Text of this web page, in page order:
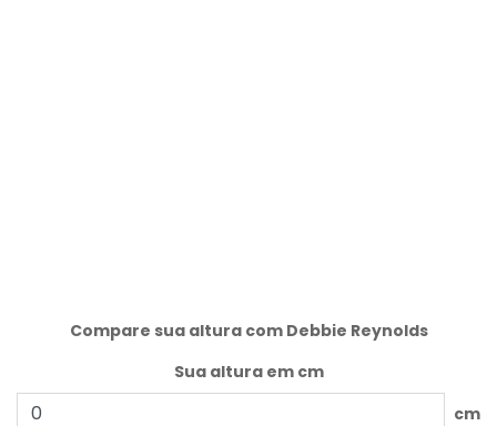
Compare sua altura com Debbie Reynolds
Sua altura em cm
cm